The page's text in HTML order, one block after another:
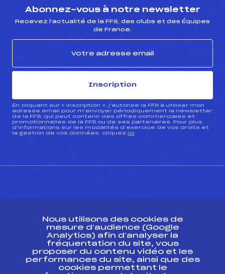
Abonnez-vous à notre newsletter
Recevez l’actualité de la FFS, des clubs et des Équipes
de France.
Inscription
En cliquant sur « inscription », j’autorise la FFS à utiliser mon
adresse email pour m’envoyer périodiquement la newsletter
de la FFS, qui peut contenir des offres commerciales et
promotionnelles de la FFS ou de ses partenaires. Pour plus
d’informations sur les modalités d’exercice de vos droits et
la gestion de vos données, cliquez ici
Ressources
Pass’Neige
Nous utilisons des cookies de
mesure d’audience (Google
Analytics) afin d’analyser la
fréquentation du site, vous
proposer du contenu vidéo et les
performances du site, ainsi que des
cookies permettant le